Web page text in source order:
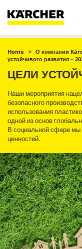
Home О компании
устойчивого развития –
ЦЕЛИ
Наши мероприятия
безопасного
использования
одной из основ
В социальной сфере мы
ценностей.